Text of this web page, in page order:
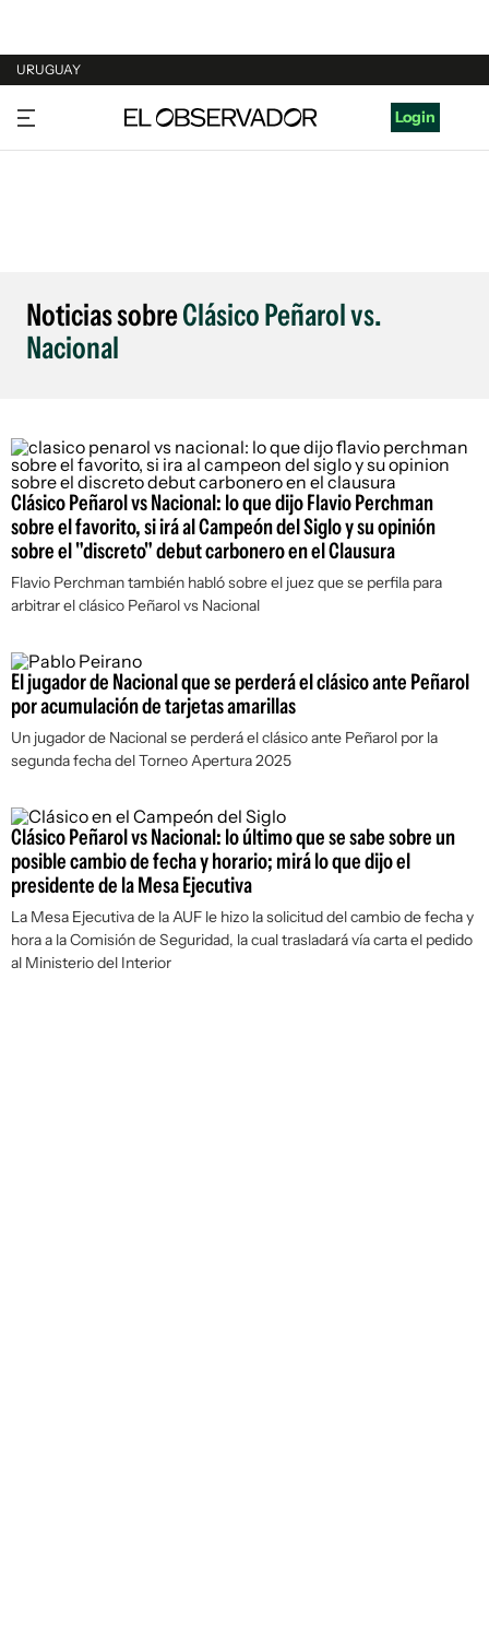
URUGUAY
URUGUAY
ARGENTINA
Login
Noticias sobreClásico Peñarol vs.
Nacional
Clásico Peñarol vs Nacional: lo que dijo Flavio Perchman
sobre el favorito, si irá al Campeón del Siglo y su opinión
sobre el "discreto" debut carbonero en el Clausura
Flavio Perchman también habló sobre el juez que se perfila para
arbitrar el clásico Peñarol vs Nacional
El jugador de Nacional que se perderá el clásico ante Peñarol
por acumulación de tarjetas amarillas
Un jugador de Nacional se perderá el clásico ante Peñarol por la
segunda fecha del Torneo Apertura 2025
Clásico Peñarol vs Nacional: lo último que se sabe sobre un
posible cambio de fecha y horario; mirá lo que dijo el
presidente de la Mesa Ejecutiva
La Mesa Ejecutiva de la AUF le hizo la solicitud del cambio de fecha y
hora a la Comisión de Seguridad, la cual trasladará vía carta el pedido
al Ministerio del Interior